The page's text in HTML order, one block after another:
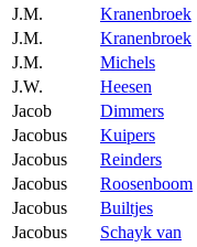
J.M.
Kranenbroek
J.M.
Kranenbroek
J.M.
Michels
J.W.
Heesen
Jacob
Dimmers
Jacobus
Kuipers
Jacobus
Reinders
Jacobus
Roosenboom
Jacobus
Builtjes
Jacobus
Schayk van